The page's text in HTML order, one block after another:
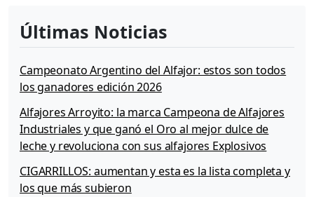
o
e
a
k
d
e
Últimas Noticias
Campeonato Argentino del Alfajor: estos son todos
los ganadores edición 2026
Alfajores Arroyito: la marca Campeona de Alfajores
Industriales y que ganó el Oro al mejor dulce de
leche y revoluciona con sus alfajores Explosivos
CIGARRILLOS: aumentan y esta es la lista completa y
los que más subieron